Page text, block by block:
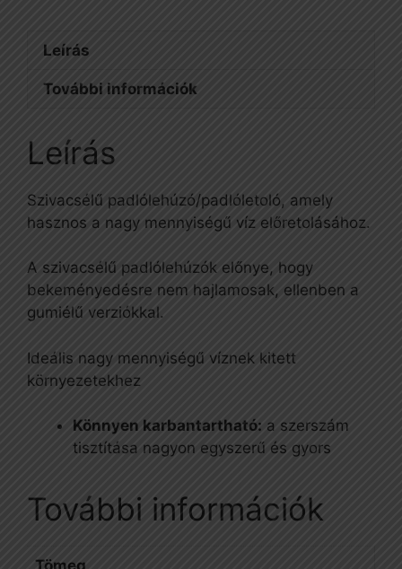
Leírás
További információk
Leírás
Szivacsélű padlólehúzó/padlóletoló, amely
hasznos a nagy mennyiségű víz előretolásához.
A szivacsélű padlólehúzók előnye, hogy
bekeményedésre nem hajlamosak, ellenben a
gumiélű verziókkal.
Ideális nagy mennyiségű víznek kitett
környezetekhez
Könnyen karbantartható: a szerszám
tisztítása nagyon egyszerű és gyors
További információk
Tömeg